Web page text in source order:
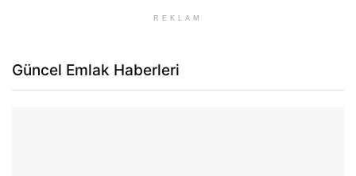
REKLAM
Güncel Emlak Haberleri